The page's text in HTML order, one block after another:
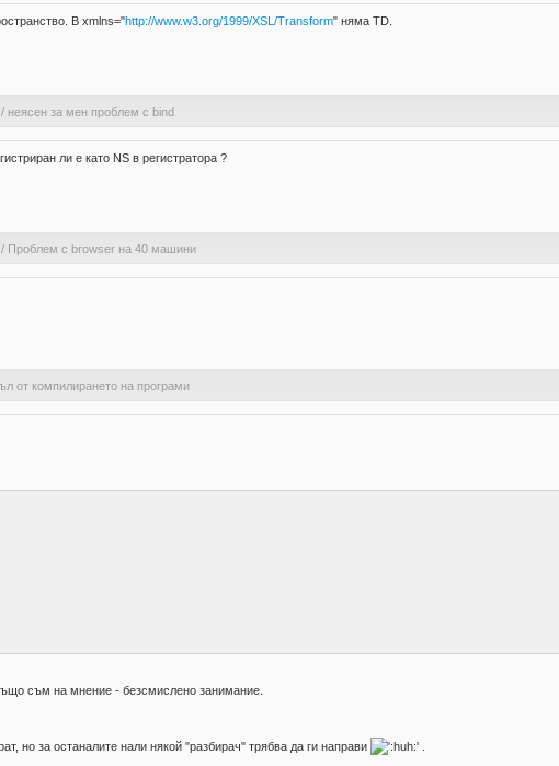
В xmlns="http://www.w3.org/1999/XSL/Transform" няма TD.
/ неясен за мен проблем с bind
ли е като NS в регистратора ?
/ Проблем с browser на 40 машини
от компилирането на програми
съм на мнение - безсмислено занимание.
но за останалите нали някой "разбирач" трябва да ги направи